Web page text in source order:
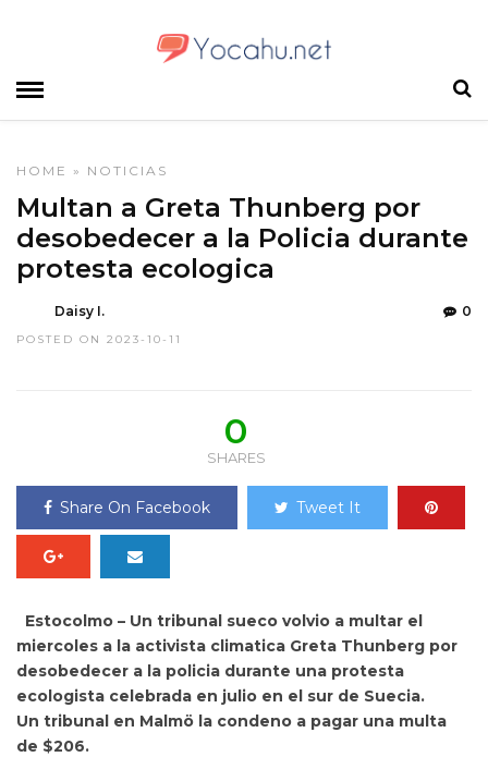
HOME » NOTICIAS
Multan a Greta Thunberg por
desobedecer a la Policia durante
protesta ecologica
Daisy I.
POSTED ON 2023-10-11
0
0
SHARES
Share On Facebook Tweet It
Estocolmo – Un tribunal sueco volvio a multar el
miercoles a la activista climatica Greta Thunberg por
desobedecer a la policia durante una protesta
ecologista celebrada en julio en el sur de Suecia.
Un tribunal en Malmö la condeno a pagar una multa
de $206.